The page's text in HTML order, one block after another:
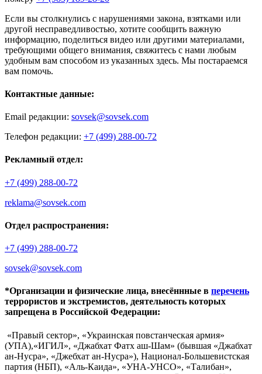
Если вы столкнулись с нарушениями закона, взятками или
другой несправедливостью, хотите сообщить важную
информацию, поделиться видео или другими материалами,
требующими общего внимания, свяжитесь с нами любым
удобным вам способом из указанных здесь. Мы постараемся
вам помочь.
Контактные данные:
Email редакции: sovsek@sovsek.com
Телефон редакции: +7 (499) 288-00-72
Рекламный отдел:
+7 (499) 288-00-72
reklama@sovsek.com
Отдел распространения:
+7 (499) 288-00-72
sovsek@sovsek.com
*Организации и физические лица, внесённные в перечень
террористов и экстремистов, деятельность которых
запрещена в Российской Федерации:
«Правый сектор», «Украинская повстанческая армия»
(УПА),«ИГИЛ», «Джабхат Фатх аш-Шам» (бывшая «Джабхат
ан-Нусра», «Джебхат ан-Нусра»), Национал-Большевистская
партия (НБП), «Аль-Каида», «УНА-УНСО», «Талибан»,